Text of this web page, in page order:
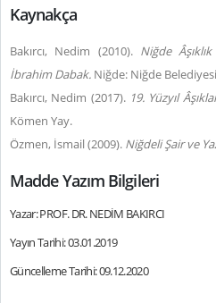
Kaynakça
Bakırcı, Nedim (2010). Niğde
İbrahim Dabak. Niğde: Niğde
Bakırcı, Nedim (2017). 19. Yüzyıl
Kömen Yay.
Özmen, İsmail (2009). Niğdeli Şair ve
Madde Yazım Bilgileri
Yazar: PROF. DR. NEDİM BAKIRCI
Yayın Tarihi: 03.01.2019
Güncelleme Tarihi: 09.12.2020